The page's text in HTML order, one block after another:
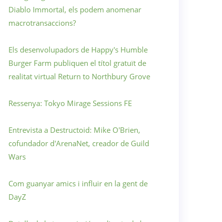
Diablo Immortal, els podem anomenar
macrotransaccions?
Els desenvolupadors de Happy's Humble
Burger Farm publiquen el títol gratuït de
realitat virtual Return to Northbury Grove
Ressenya: Tokyo Mirage Sessions FE
Entrevista a Destructoid: Mike O'Brien,
cofundador d'ArenaNet, creador de Guild
Wars
Com guanyar amics i influir en la gent de
DayZ